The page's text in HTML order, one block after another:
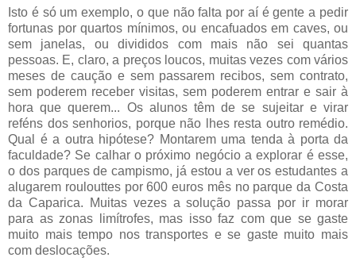
Isto é só um exemplo, o que não falta por aí é gente a pedir
fortunas por quartos mínimos, ou encafuados em caves, ou
sem janelas, ou divididos com mais não sei quantas
pessoas. E, claro, a preços loucos, muitas vezes com vários
meses de caução e sem passarem recibos, sem contrato,
sem poderem receber visitas, sem poderem entrar e sair à
hora que querem... Os alunos têm de se sujeitar e virar
reféns dos senhorios, porque não lhes resta outro remédio.
Qual é a outra hipótese? Montarem uma tenda à porta da
faculdade? Se calhar o próximo negócio a explorar é esse,
o dos parques de campismo, já estou a ver os estudantes a
alugarem roulouttes por 600 euros mês no parque da Costa
da Caparica. Muitas vezes a solução passa por ir morar
para as zonas limítrofes, mas isso faz com que se gaste
muito mais tempo nos transportes e se gaste muito mais
com deslocações.